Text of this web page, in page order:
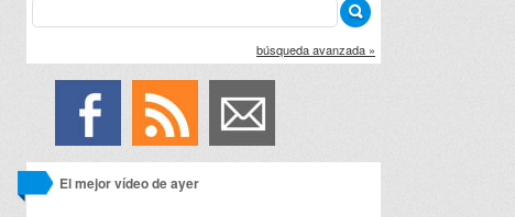
búsqueda avanzada »
El mejor vídeo de ayer